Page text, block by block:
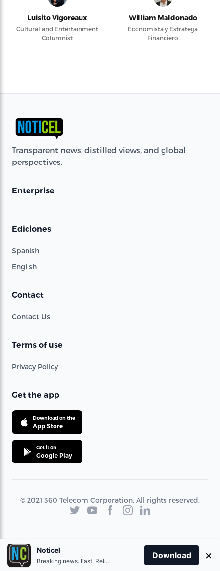
Luisito Vigoreaux
Cultural and Entertainment
Columnist
William Maldonado
Economista y Estratega
Financiero
Transparent news, distilled views, and global
perspectives.
Enterprise
Ediciones
Spanish
English
Contact
Contact Us
Terms of use
Privacy Policy
Get the app
Download on the
App Store
Get it on
Google Play
© 2021 360 Telecom Corporation. All rights reserved.
Noticel
Breaking news. Fast. Reliable.
Download ×